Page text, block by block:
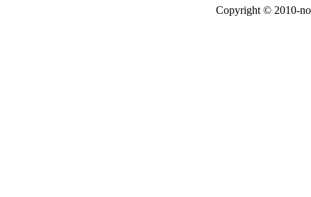
Copyright © 2010-